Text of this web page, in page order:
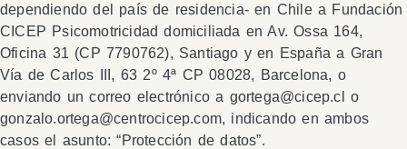
dependiendo del país de residencia- en Chile a Fundación
CICEP Psicomotricidad domiciliada en Av. Ossa 164,
Oficina 31 (CP 7790762), Santiago y en España a Gran
Vía de Carlos III, 63 2º 4ª CP 08028, Barcelona, o
enviando un correo electrónico a gortega@cicep.cl
o
gonzalo.ortega@centrocicep.com, indicando en ambos
casos el asunto: “Protección de datos”.